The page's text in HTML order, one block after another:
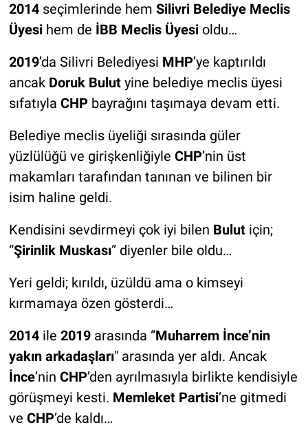
2014seçimlerinde hem Silivri Belediye Meclis
Üyesi hem de İBB Meclis Üyesi oldu…
2019’da Silivri Belediyesi MHP’ye kaptırıldı
ancakDoruk Bulutyine belediye meclis üyesi
sıfatıyla CHPbayrağını taşımaya devam etti.
Belediye meclis üyeliği sırasında güler
yüzlülüğü ve girişkenliğiyle CHP’nin üst
makamları tarafından tanınan ve bilinen bir
isim haline geldi.
Kendisini sevdirmeyi çok iyi bilen Bulutiçin;
“Şirinlik Muskası” diyenler bile oldu…
Yeri geldi; kırıldı, üzüldü ama o kimseyi
kırmamaya özen gösterdi…
2014ile 2019arasında “Muharrem İnce’nin
yakın arkadaşları" arasında yer aldı. Ancak
İnce’nin CHP’den ayrılmasıyla birlikte kendisiyle
görüşmeyi kesti. Memleket Partisi’ne gitmedi
ve CHP’de kaldı…